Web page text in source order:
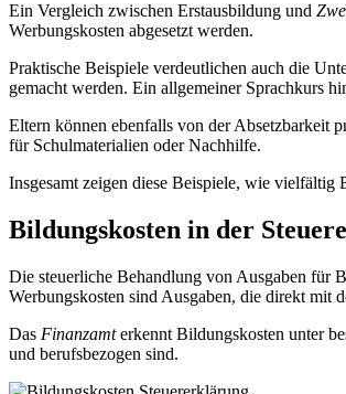
Ein Vergleich zwischen Erstausbildung und
Werbungskosten abgesetzt werden.
Praktische Beispiele verdeutlichen auch die
gemacht werden. Ein allgemeiner Sprachkurs
Eltern können ebenfalls von der Absetzbarkeit
für Schulmaterialien oder Nachhilfe.
Insgesamt zeigen diese Beispiele, wie
Bildungskosten in der
Die steuerliche Behandlung von Ausgaben für
Werbungskosten sind Ausgaben, die direkt mit
Das Finanzamterkennt Bildungskosten unter
und berufsbezogen sind.